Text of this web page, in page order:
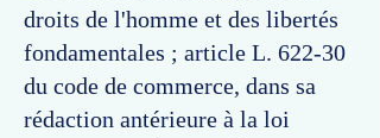
droits de l'homme et des libertés
fondamentales ; article L. 622-30
du code de commerce, dans sa
rédaction antérieure à la loi